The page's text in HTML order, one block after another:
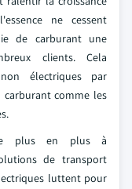
ne cessent
de carburant une
clients. Cela
électriques par
carburant comme les
de plus en plus à
de transport
luttent pour